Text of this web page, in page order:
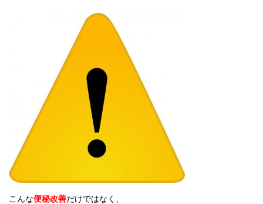
こんな便秘改善だけではなく、